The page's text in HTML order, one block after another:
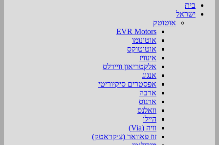
בית
ישראל
אוטוטק
EVR Motors
אוטונומו
אוטוטוקס
אינוויז
אלקטריאון וויירלס
אנגוג
אפסטרים סיקיוריטי
ארבה
ארגוס
וואלנס
היילו
וויה (Via)
זוז פאוואר (צ׳קראטק)